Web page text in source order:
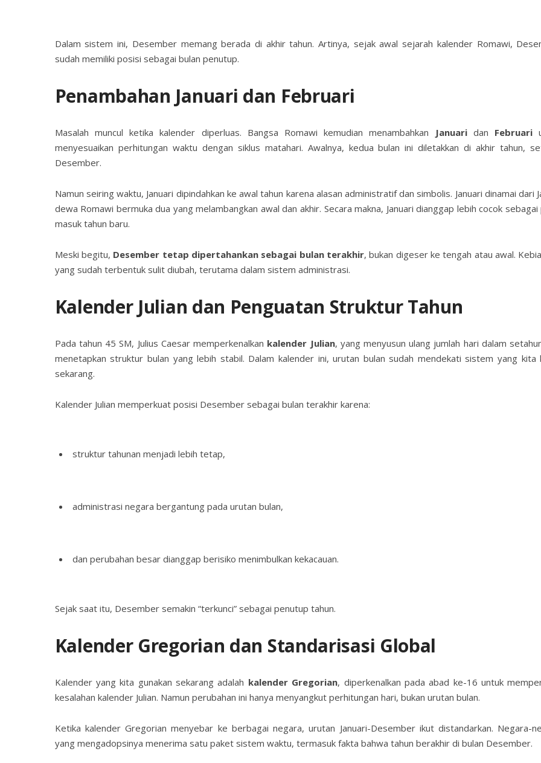
Dalam sistem ini, Desember memang berada di akhir tahun. Artinya, sejak awal sejarah kalender Romawi,
sudah memiliki posisi sebagai bulan penutup.
Penambahan Januari dan Februari
Masalah muncul ketika kalender diperluas. Bangsa Romawi kemudian menambahkan Januaridan Februari
menyesuaikan perhitungan waktu dengan siklus matahari. Awalnya, kedua bulan ini diletakkan di akhir tahun,
Desember.
Namun seiring waktu, Januari dipindahkan ke awal tahun karena alasan administratif dan simbolis. Januari dinamai dari
dewa Romawi bermuka dua yang melambangkan awal dan akhir. Secara makna, Januari dianggap lebih cocok sebagai
masuk tahun baru.
Meski begitu, Desember tetap dipertahankan sebagai bulan terakhir, bukan digeser ke tengah atau awal.
yang sudah terbentuk sulit diubah, terutama dalam sistem administrasi.
Kalender Julian dan Penguatan Struktur Tahun
Pada tahun 45 SM, Julius Caesar memperkenalkan kalender Julian, yang menyusun ulang jumlah hari dalam
menetapkan struktur bulan yang lebih stabil. Dalam kalender ini, urutan bulan sudah mendekati sistem yang kita
sekarang.
Kalender Julian memperkuat posisi Desember sebagai bulan terakhir karena:
struktur tahunan menjadi lebih tetap,
administrasi negara bergantung pada urutan bulan,
dan perubahan besar dianggap berisiko menimbulkan kekacauan.
Sejak saat itu, Desember semakin “terkunci” sebagai penutup tahun.
Kalender Gregorian dan Standarisasi Global
Kalender yang kita gunakan sekarang adalah kalender Gregorian, diperkenalkan pada abad ke-16 untuk
kesalahan kalender Julian. Namun perubahan ini hanya menyangkut perhitungan hari, bukan urutan bulan.
Ketika kalender Gregorian menyebar ke berbagai negara, urutan Januari-Desember ikut distandarkan. Negara-
yang mengadopsinya menerima satu paket sistem waktu, termasuk fakta bahwa tahun berakhir di bulan Desember.